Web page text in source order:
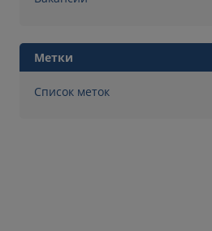
Метки
Список меток